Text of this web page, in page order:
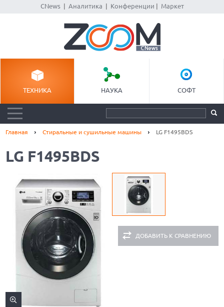
CNews| Аналитика Конференции Маркет
ТЕХНИКА НАУКА СОФТ
Главная Стиральные и сушильные машины LG F1495BDS
LG F1495BDS
ДОБАВИТЬ К СРАВНЕНИЮ